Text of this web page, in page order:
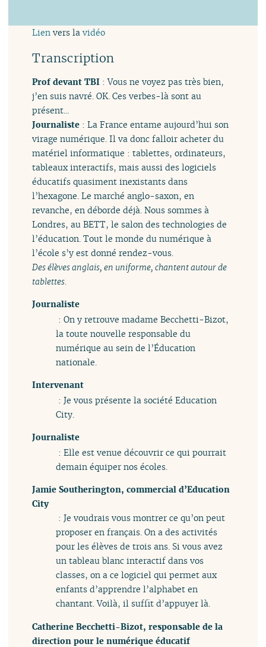
Lien vers lavidéo
Transcription
Prof devant TBI : Vous ne voyez pas très bien,
j’en suis navré. OK. Ces verbes-là sont au
présent...
Journaliste : La France entame aujourd’hui son
virage numérique. Il va donc falloir acheter du
matériel informatique : tablettes, ordinateurs,
tableaux interactifs, mais aussi des logiciels
éducatifs quasiment inexistants dans
l’hexagone. Le marché anglo-saxon, en
revanche, en déborde déjà. Nous sommes à
Londres, au BETT, le salon des technologies de
l’éducation. Tout le monde du numérique à
l’école s’y est donné rendez-vous.
Des élèves anglais, en uniforme, chantent autour de
tablettes.
Journaliste
: On y retrouve madame Becchetti-Bizot,
la toute nouvelle responsable du
numérique au sein de l’Éducation
nationale.
Intervenant
: Je vous présente la société Education
City.
Journaliste
: Elle est venue découvrir ce qui pourrait
demain équiper nos écoles.
Jamie Southerington, commercial d’Education
City
: Je voudrais vous montrer ce qu’on peut
proposer en français. On a des activités
pour les élèves de trois ans. Si vous avez
un tableau blanc interactif dans vos
classes, on a ce logiciel qui permet aux
enfants d’apprendre l’alphabet en
chantant. Voilà, il suffit d’appuyer là.
Catherine Becchetti-Bizot, responsable de la
direction pour le numérique éducatif